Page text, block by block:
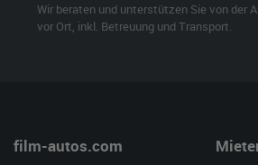
Wir beraten und unterstützen Sie von der
vor Ort, inkl. Betreuung und Transport.
film-autos.com